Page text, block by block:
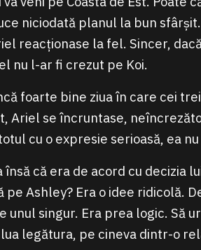
niciodată planul la bun
reacționase la fel. Sincer,
nu l-ar fi crezut pe Koi.
foarte bine ziua în care cei
Ariel se încruntase,
cu o expresie serioasă, ea
însă că era de acord cu decizia
pe Ashley? Era o idee ridicolă.
unul singur. Era prea logic. Să
legătura, pe cineva dintr-o